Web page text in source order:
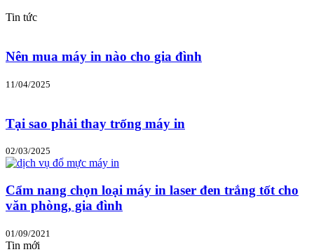
Tin tức
Nên mua máy in nào cho gia đình
11/04/2025
Tại sao phải thay trống máy in
02/03/2025
Cẩm nang chọn loại máy in laser đen trắng tốt cho
văn phòng, gia đình
01/09/2021
Tin mới